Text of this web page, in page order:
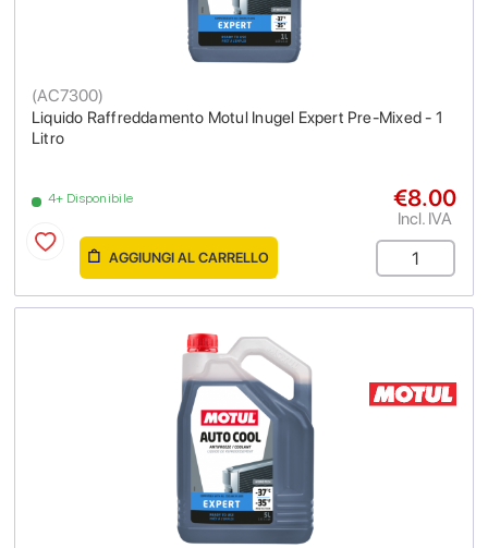
Liquido Raffreddamento Motul Inugel Expert Pre-Mixed - 1
Litro
(AC7300)
4+ Disponibile €8.00
Incl. IVA
AGGIUNGI AL CARRELLO